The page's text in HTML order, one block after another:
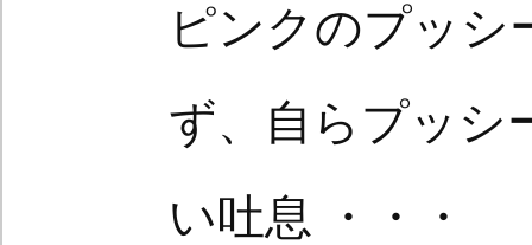
ピンクのプッシ
ず、自らプッシ
い吐息 ・・・